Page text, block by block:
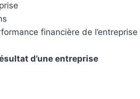
financière de l’entreprise
d’une entreprise